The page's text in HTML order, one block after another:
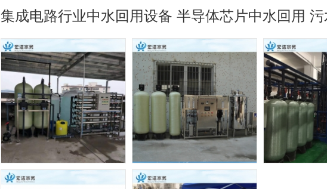
集成电路行业中水回用设备 半导体芯片中水回用